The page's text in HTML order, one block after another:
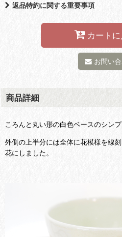
返品特約に関する重要事項
カート
お問い
商品詳細
ころんと丸い形の白色ベースのシン
外側の上半分には全体に花模様を線
花にしました。